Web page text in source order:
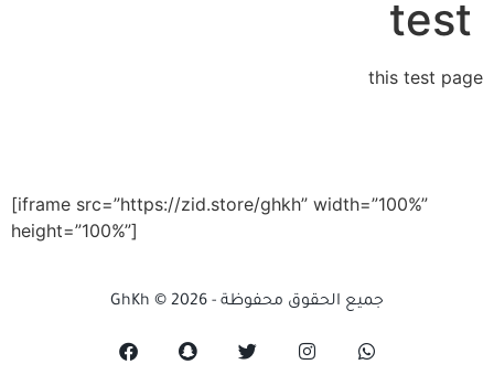
test
this test page
[iframe src=”https://zid.store/ghkh” width=”100%”
height=”100%”]
جميع الحقوق محفوظة - GhKh © 2026